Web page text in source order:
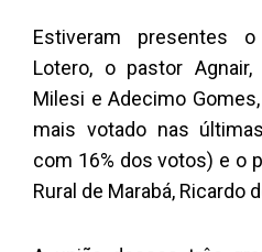
Estiveram presentes
Lotero, o pastor
Milesi e Adecimo
mais votado nas
com 16% dos votos) e o
Rural de Marabá, Ricardo